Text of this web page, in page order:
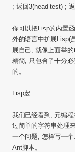
; 返回3(head test) ;
你可以把Lisp的内置
外的语言中扩展Lisp(
展自己, 就像上面举
精简, 只包含了十分
的。
Lisp宏
我们已经看到, 元编
过简单的字符串处理
一个问题, 怎样写一
Ant脚本。